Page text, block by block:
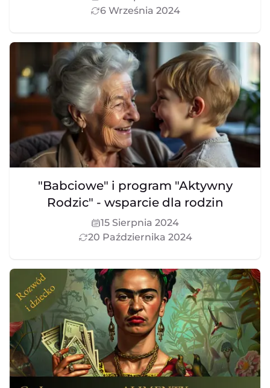
6 Września 2024
"Babciowe" i program "Aktywny
Rodzic" - wsparcie dla rodzin
15 Sierpnia 2024
20 Października 2024